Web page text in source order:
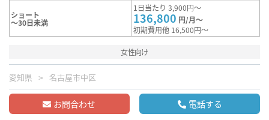
ショート
～30日未満
1日当たり 3,900円～
136,800 円/月～
初期費用他 16,500円～
女性向け
愛知県 名古屋市中区
お問合わせ 電話する